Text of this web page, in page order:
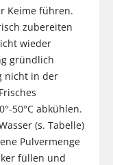
Keime führen.
zubereiten
wieder
gründlich
nicht in der
50°C abkühlen.
(s. Tabelle)
Pulvermenge
füllen und